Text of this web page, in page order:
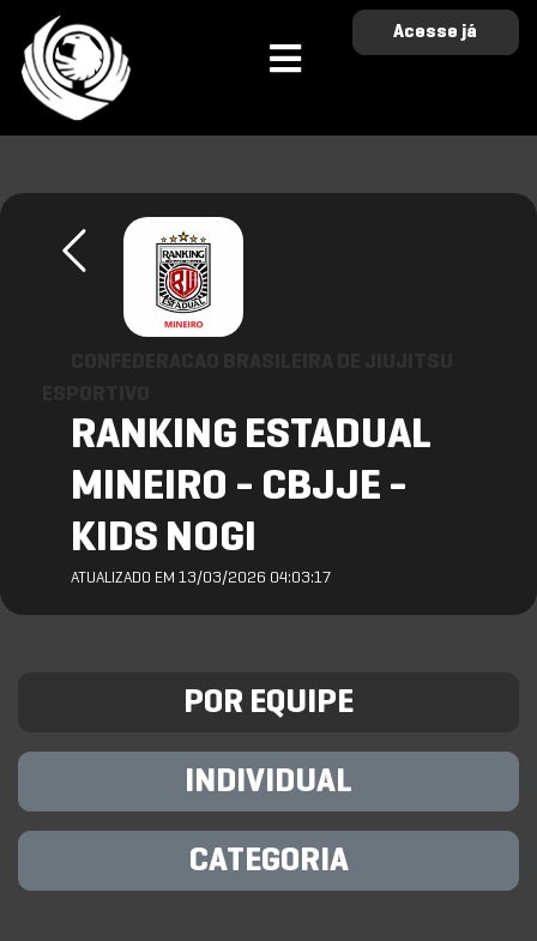
Acesse já
RANKING ESTADUAL
MINEIRO - CBJJE -
KIDS NOGI
ATUALIZADO EM 13/03/2026 04:03:17
POR EQUIPE
INDIVIDUAL
CATEGORIA